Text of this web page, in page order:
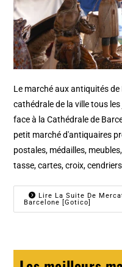
Le marché aux antiquités
cathédrale de la ville tous
face à la Cathédrale de
petit marché d'antiquaires
postales, médailles,
tasse, cartes, croix,
Lire La Suite De
Barcelone [Gotico]